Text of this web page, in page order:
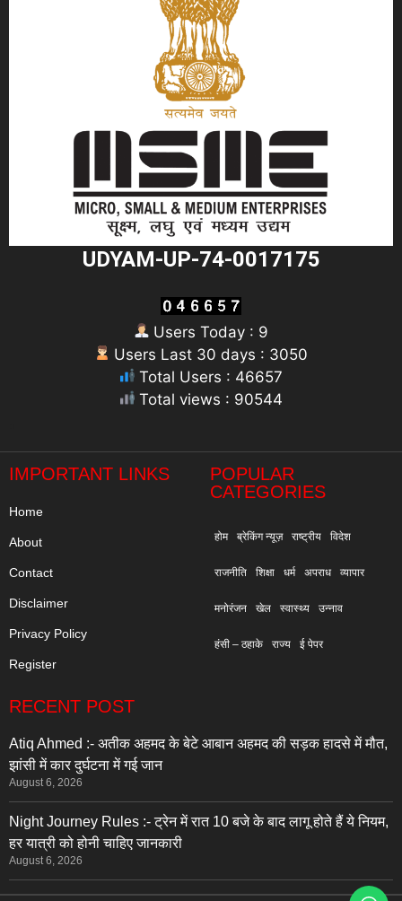
UDYAM-UP-74-0017175
Users Today : 9
Users Last 30 days : 3050
Total Users : 46657
Total views : 90544
IMPORTANT LINKS
Home
About
Contact
Disclaimer
Privacy Policy
Register
POPULAR
CATEGORIES
होम ब्रेकिंग न्यूज़ राष्ट्रीय विदेश
राजनीति शिक्षा धर्म अपराध व्यापार
मनोरंजन खेल स्वास्थ्य उन्नाव
हंसी – ठहाके राज्य ई पेपर
RECENT POST
Atiq Ahmed :- अतीक अहमद के बेटे आबान अहमद की सड़क हादसे में मौत,
झांसी में कार दुर्घटना में गई जान
August 6, 2026
Night Journey Rules :- ट्रेन में रात 10 बजे के बाद लागू होते हैं ये नियम,
हर यात्री को होनी चाहिए जानकारी
August 6, 2026